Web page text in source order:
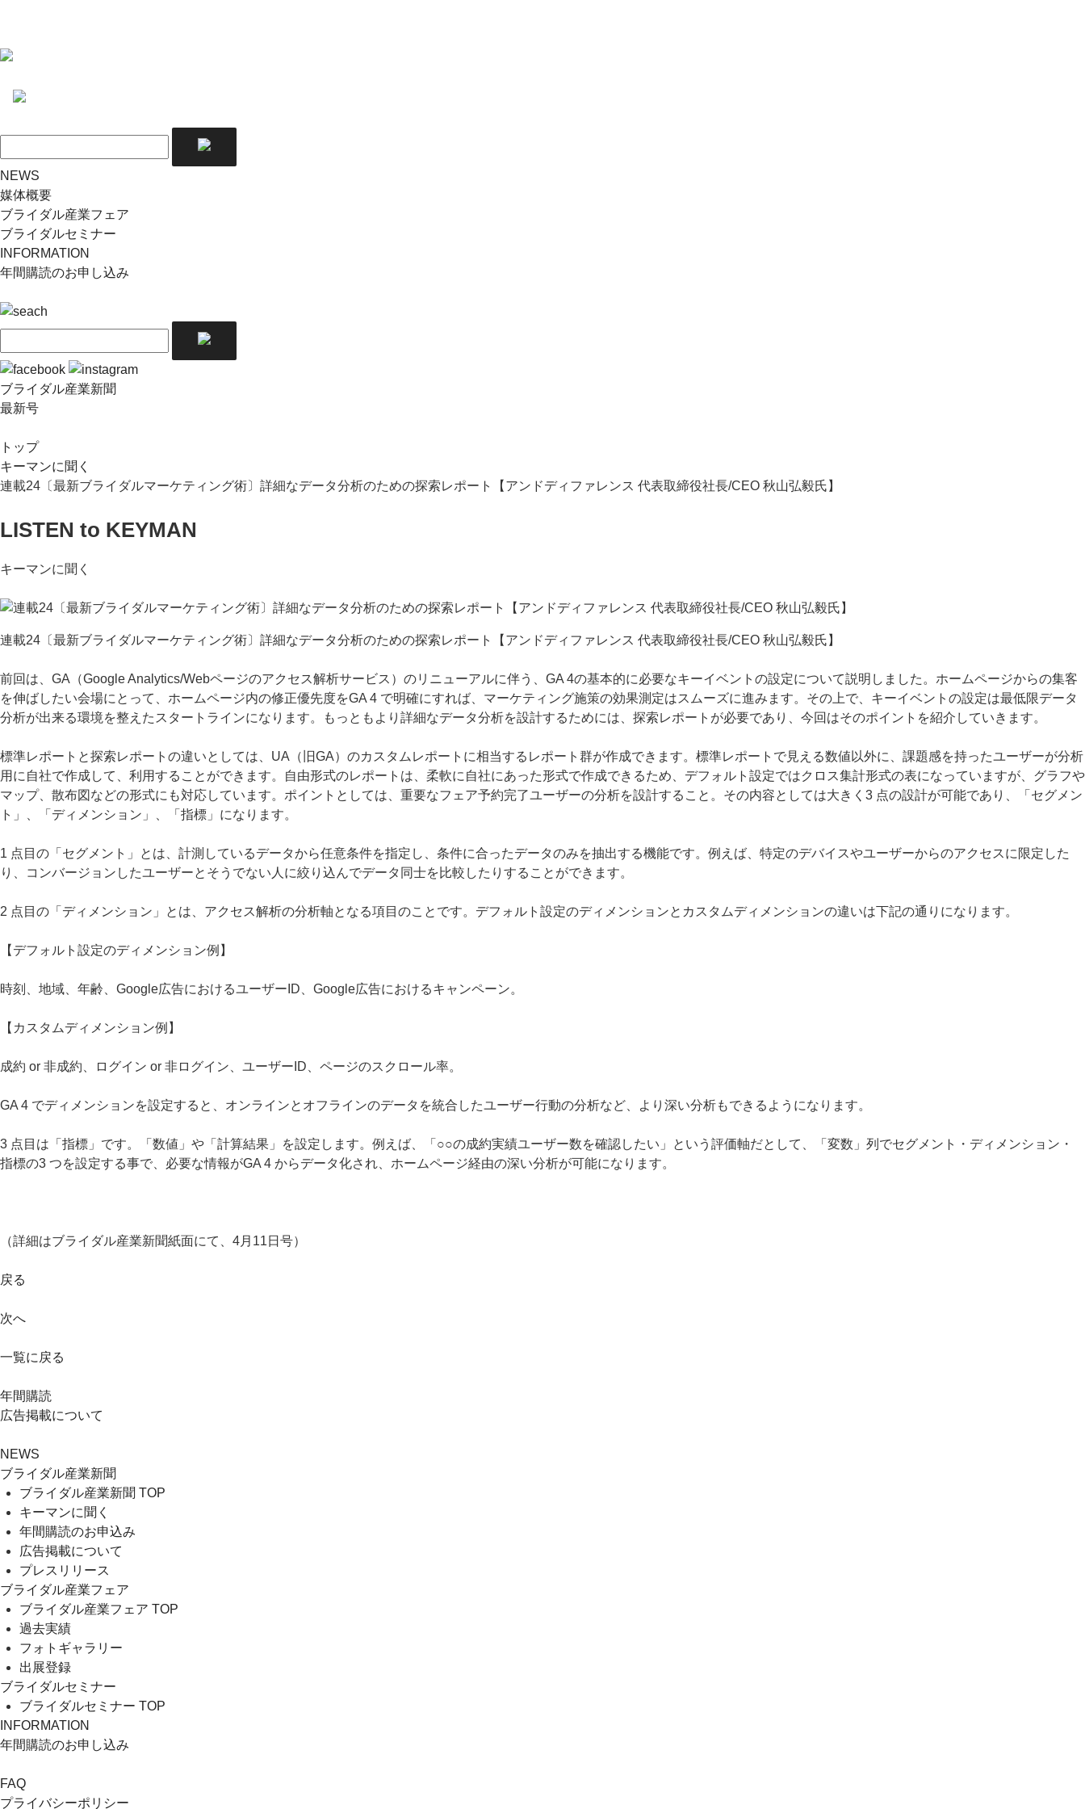
NEWS
媒体概要
ブライダル産業フェア
ブライダルセミナー
INFORMATION
年間購読のお申し込み
ブライダル産業新聞
最新号
トップ
キーマンに聞く
連載24〔最新ブライダルマーケティング術〕詳細なデータ分析のための探索レポート【アンドディファレンス 代表取締役社長/CEO 秋山弘毅氏】
LISTEN to KEYMAN
キーマンに聞く
連載24〔最新ブライダルマーケティング術〕詳細なデータ分析のための探索レポート【アンドディファレンス 代表取締役社長/CEO 秋山弘毅氏】
前回は、GA（Google Analytics/Webページのアクセス解析サービス）のリニューアルに伴う、GA 4の基本的に必要なキーイベントの設定について説明しました。ホームページからの集客
を伸ばしたい会場にとって、ホームページ内の修正優先度をGA 4 で明確にすれば、マーケティング施策の効果測定はスムーズに進みます。その上で、キーイベントの設定は最低限データ
分析が出来る環境を整えたスタートラインになります。もっともより詳細なデータ分析を設計するためには、探索レポートが必要であり、今回はそのポイントを紹介していきます。
標準レポートと探索レポートの違いとしては、UA（旧GA）のカスタムレポートに相当するレポート群が作成できます。標準レポートで見える数値以外に、課題感を持ったユーザーが分析
用に自社で作成して、利用することができます。自由形式のレポートは、柔軟に自社にあった形式で作成できるため、デフォルト設定ではクロス集計形式の表になっていますが、グラフや
マップ、散布図などの形式にも対応しています。ポイントとしては、重要なフェア予約完了ユーザーの分析を設計すること。その内容としては大きく3 点の設計が可能であり、「セグメン
ト」、「ディメンション」、「指標」になります。
1 点目の「セグメント」とは、計測しているデータから任意条件を指定し、条件に合ったデータのみを抽出する機能です。例えば、特定のデバイスやユーザーからのアクセスに限定した
り、コンバージョンしたユーザーとそうでない人に絞り込んでデータ同士を比較したりすることができます。
2 点目の「ディメンション」とは、アクセス解析の分析軸となる項目のことです。デフォルト設定のディメンションとカスタムディメンションの違いは下記の通りになります。
【デフォルト設定のディメンション例】
時刻、地域、年齢、Google広告におけるユーザーID、Google広告におけるキャンペーン。
【カスタムディメンション例】
成約 or 非成約、ログイン or 非ログイン、ユーザーID、ページのスクロール率。
GA 4 でディメンションを設定すると、オンラインとオフラインのデータを統合したユーザー行動の分析など、より深い分析もできるようになります。
3 点目は「指標」です。「数値」や「計算結果」を設定します。例えば、「○○の成約実績ユーザー数を確認したい」という評価軸だとして、「変数」列でセグメント・ディメンション・
指標の3 つを設定する事で、必要な情報がGA 4 からデータ化され、ホームページ経由の深い分析が可能になります。
（詳細はブライダル産業新聞紙面にて、4月11日号）
戻る
次へ
一覧に戻る
年間購読
広告掲載について
NEWS
ブライダル産業新聞
ブライダル産業新聞 TOP
キーマンに聞く
年間購読のお申込み
広告掲載について
プレスリリース
ブライダル産業フェア
ブライダル産業フェア TOP
過去実績
フォトギャラリー
出展登録
ブライダルセミナー
ブライダルセミナー TOP
INFORMATION
年間購読のお申し込み
FAQ
プライバシーポリシー